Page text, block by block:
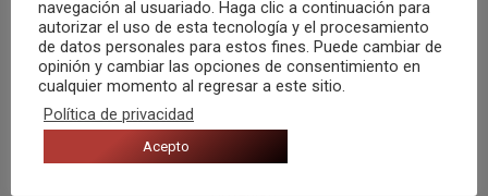
Navegación
navegación al usuariado. Haga clic a continuación para
autorizar el uso de esta tecnología y el procesamiento
de datos personales para estos fines. Puede cambiar de
opinión y cambiar las opciones de consentimiento en
cualquier momento al regresar a este sitio.
Política de privacidad
Acepto